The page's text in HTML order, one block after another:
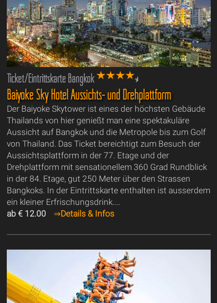
Ticket/Eintrittskarte Bangkok
Baiyoke Sky Hotel Aussichts- und Drehplattform
Der Baiyoke Skytower ist eines der höchsten Gebäude
Thailands von hier genießt man eine spektakuläre
Aussicht auf Bangkok und die Metropole bis zum Golf
von Thailand. Das Ticket bereichtigt zum Besuch der
Aussichtsplattform in der 77. Etage und der
Drehplattform mit sensationellem 360 Grad Rundblick
in der 84. Etage, gut 250 Meter über den Strassen
Bangkoks. In der Eintrittskarte enthalten ist ausserdem
ein kleiner Erfrischungsdrink....
ab € 12.00
⇒Details & Infos